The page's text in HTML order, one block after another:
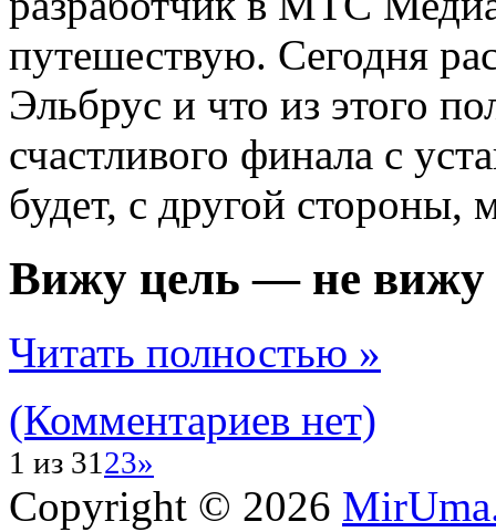
путешествую. Сегодня
Эльбрус и что из этого
счастливого финала с
будет, с другой
Вижу цель — не вижу
Читать полностью »
(Комментариев нет)
1 из 31 23»
Copyright © 2026